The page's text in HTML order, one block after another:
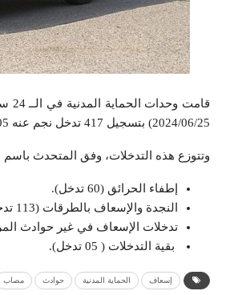
2024/06/25) بتسجيل 417 تدخل نجم عنه 05 حالة وفاة و361 مصاب.
وتتوزع هذه التدخلات، وفق المتحدث باسم
إطفاء الحرائق (60 تدخل).
النجدة والإسعاف بالطرقات (113 تدخل) .
تدخلات الإسعاف في غير حوادث المرور (239
بقية التدخلات ( 05 تدخل).
إسعاف الحماية المدنية حوادث مصاب